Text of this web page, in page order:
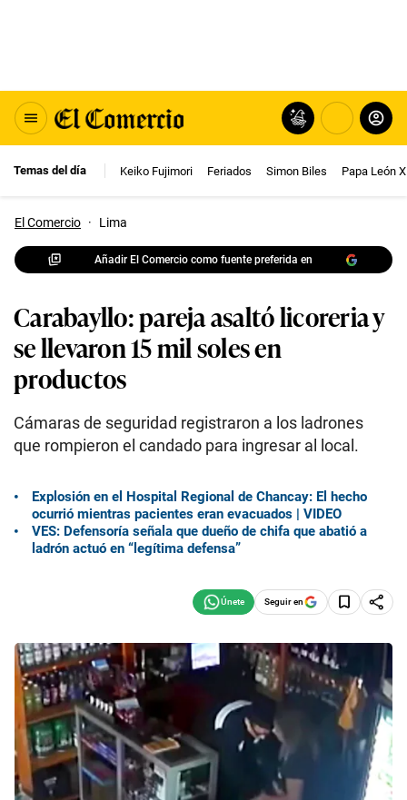
Temas del día Keiko Fujimori Feriados Simon Biles Papa León
El Comercio · Lima
Añadir El Comercio como fuente preferida en
Carabayllo: pareja asaltó licoreria y
se llevaron 15 mil soles en
productos
Cámaras de seguridad registraron a los ladrones
que rompieron el candado para ingresar al local.
Explosión en el Hospital Regional de Chancay: El hecho
ocurrió mientras pacientes eran evacuados | VIDEO
VES: Defensoría señala que dueño de chifa que abatió a
ladrón actuó en “legítima defensa”
Seguir en